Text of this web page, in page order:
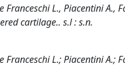
Franceschi L., Piacentini
cartilage.. s.l : s.n.
L.; Piacentini A.;